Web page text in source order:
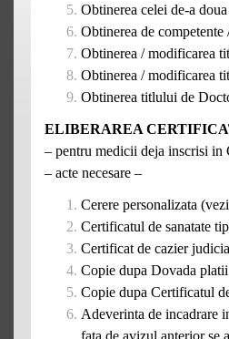
Obtinerea celei de-a
Obtinerea de competente
Obtinerea / modificarea
Obtinerea / modificarea
Obtinerea titlului de
ELIBERAREA
– pentru medicii deja inscrisi
– acte necesare –
Cerere personalizata
Certificatul de sanatate
Certificat de cazier
Copie dupa Dovada
Copie dupa Certificatul
Adeverinta de incadrare
fata de avizul anterior se